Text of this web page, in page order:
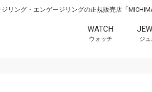
リング・エンゲージリングの正規販売店「
WATCH
ウォッチ ジ